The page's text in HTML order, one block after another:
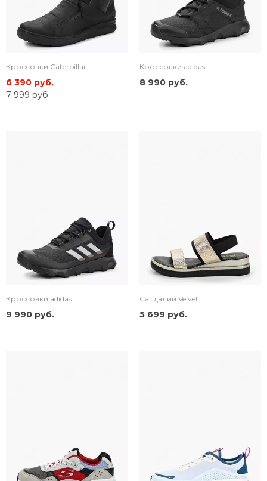
Кроссовки Caterpillar
6 390 руб.
7 999 руб.
Кроссовки adidas
8 990 руб.
Кроссовки adidas
9 990 руб.
Сандалии Velvet
5 699 руб.